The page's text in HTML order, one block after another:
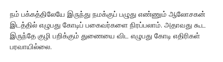
நம் பக்கத்திலேயே இருந்து நமக்குப் பழுது எண்ணும் ஆலோசகன்
இடத்தில் எழுபது கோடிப் பகைவர்களை நிரப்பலாம். அதாவது கூட
இருந்தே குழி பறிக்கும் துணையை விட எழுபது கோடி எதிரிகள்
பரவாயில்லை.